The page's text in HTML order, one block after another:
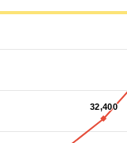
32,400
32,400